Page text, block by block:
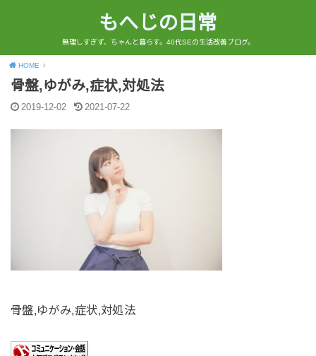
もへじの日常
無理しすぎず、ちゃんと暮らす。40代SEの生活改善ブログ。
HOME
骨盤,ゆがみ,症状,対処法
2019-12-02 2021-07-22
骨盤,ゆがみ,症状,対処法